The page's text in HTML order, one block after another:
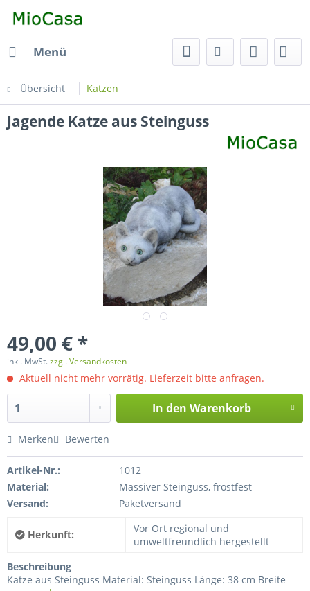
Menü
Übersicht Katzen
Jagende Katze aus Steinguss
49,00 € *
inkl. MwSt.zzgl. Versandkosten
Aktuell nicht mehr vorrätig. Lieferzeit bitte anfragen.
In den Warenkorb
Merken Bewerten
Artikel-Nr.:
1012
Material:
Massiver Steinguss, frostfest
Versand:
Paketversand
Herkunft:
Vor Ort regional und
umweltfreundlich hergestellt
Beschreibung
Katze aus Steinguss Material: Steinguss Länge: 38 cm Breite